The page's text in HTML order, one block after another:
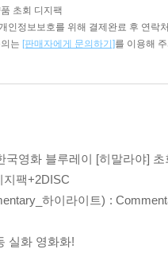
초회 디지팩
인정보보호를 위해 결제완료 후 연락
는 [판매자에게 문의하기]를 이용해
국영화 블루레이 [히말라야]
지팩+2DISC
하이라이트) :
실화 영화화!